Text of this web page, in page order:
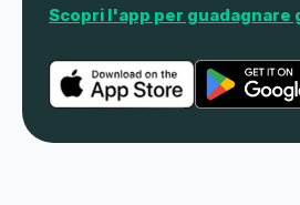
Scopri l'app per guadagnare